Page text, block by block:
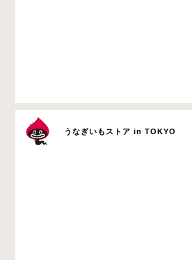
うなぎいもストア in TOKYO